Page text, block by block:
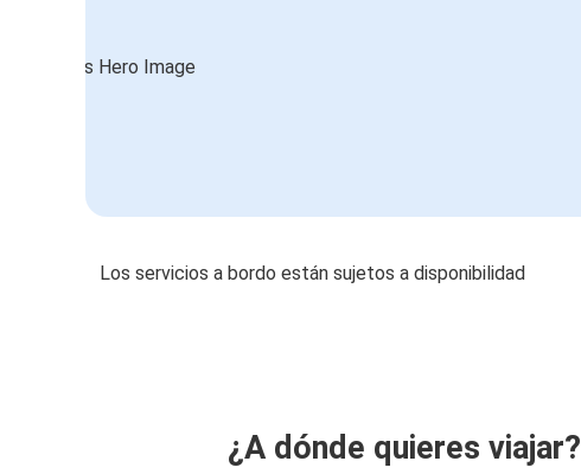
Los servicios a bordo están sujetos a disponibilidad
¿A dónde quieres viajar?